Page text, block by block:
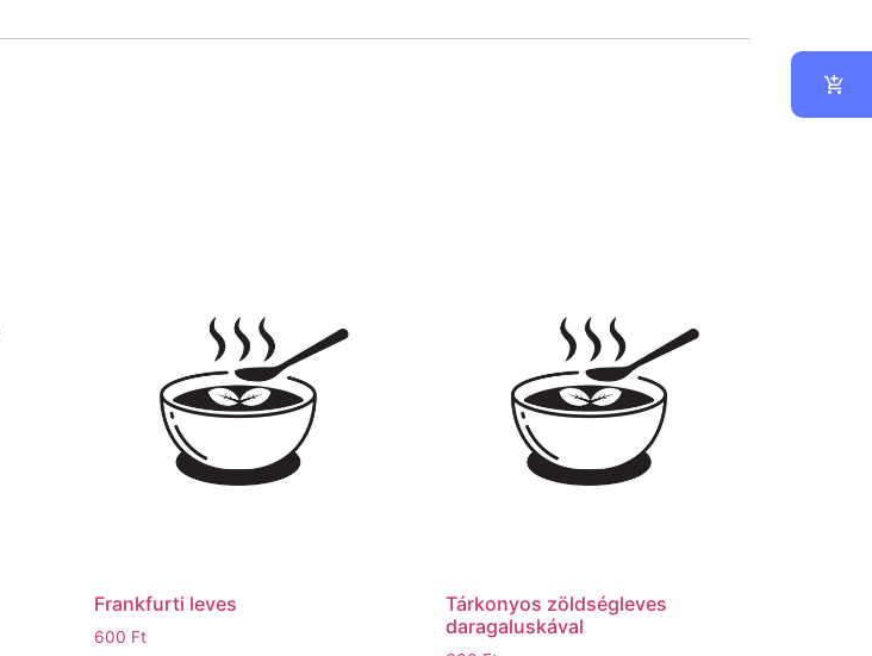
Frankfurti leves
600 Ft
Tárkonyos zöldségleves
daragaluskával